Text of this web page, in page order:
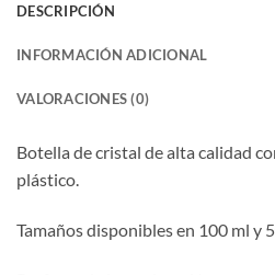
DESCRIPCIÓN
INFORMACIÓN ADICIONAL
VALORACIONES (0)
Botella de cristal de alta calidad
plástico.
Tamaños disponibles en 100 ml y